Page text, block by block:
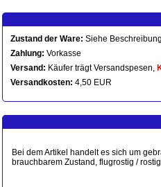
Zustand der Ware: Siehe Beschreibung
Zahlung: Vorkasse
Versand: Käufer trägt Versandspesen,
Versandkosten: 4,50 EUR
Bei dem Artikel handelt es sich um
brauchbarem Zustand, flugrostig /